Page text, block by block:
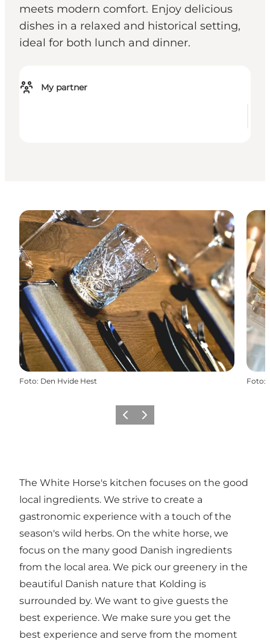
meets modern comfort. Enjoy delicious
dishes in a relaxed and historical setting,
ideal for both lunch and dinner.
My partner
Foto: Den Hvide Hest Foto:
Vorige Volgende
The White Horse's kitchen focuses on the good
local ingredients. We strive to create a
gastronomic experience with a touch of the
season's wild herbs. On the white horse, we
focus on the many good Danish ingredients
from the local area. We pick our greenery in the
beautiful Danish nature that Kolding is
surrounded by. We want to give guests the
best experience. We make sure you get the
best experience and serve from the moment